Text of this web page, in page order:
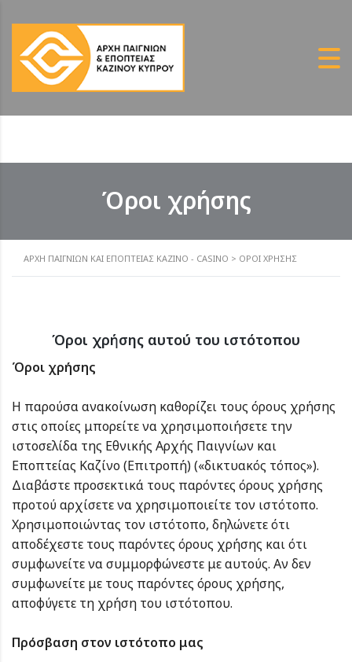
Όροι χρήσης
ΑΡΧΗ ΠΑΙΓΝΙΩΝ ΚΑΙ ΕΠΟΠΤΕΙΑΣ ΚΑΖΙΝΟ - CASINO > ΌΡΟΙ ΧΡΉΣΗΣ
Όροι χρήσης αυτού του ιστότοπου
Όροι χρήσης
Η παρούσα ανακοίνωση καθορίζει τους όρους χρήσης
στις οποίες μπορείτε να χρησιμοποιήσετε την
ιστοσελίδα της Εθνικής Αρχής Παιγνίων και
Εποπτείας Καζίνο (Επιτροπή) («δικτυακός τόπος»).
Διαβάστε προσεκτικά τους παρόντες όρους χρήσης
προτού αρχίσετε να χρησιμοποιείτε τον ιστότοπο.
Χρησιμοποιώντας τον ιστότοπο, δηλώνετε ότι
αποδέχεστε τους παρόντες όρους χρήσης και ότι
συμφωνείτε να συμμορφώνεστε με αυτούς. Αν δεν
συμφωνείτε με τους παρόντες όρους χρήσης,
αποφύγετε τη χρήση του ιστότοπου.
Πρόσβαση στον ιστότοπο μας